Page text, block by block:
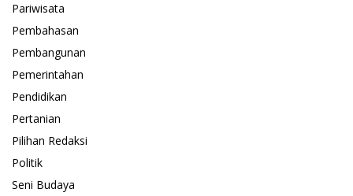
Pariwisata
Pembahasan
Pembangunan
Pemerintahan
Pendidikan
Pertanian
Pilihan Redaksi
Politik
Seni Budaya